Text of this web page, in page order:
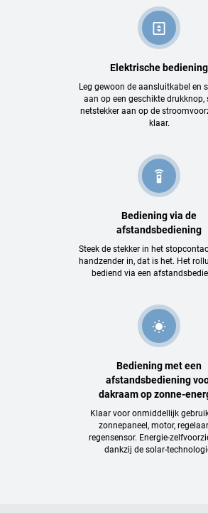
Elektrische bediening
Leg gewoon de aansluitkabel en
aan op een geschikte drukknop,
netstekker aan op de
klaar.
Bediening via de
afstandsbediening
Steek de stekker in het
handzender in, dat is het. Het
bediend via een
Bediening met een
afstandsbediening
dakraam op zonne-
Klaar voor onmiddellijk
zonnepaneel, motor,
regensensor. Energie-
dankzij de solar-